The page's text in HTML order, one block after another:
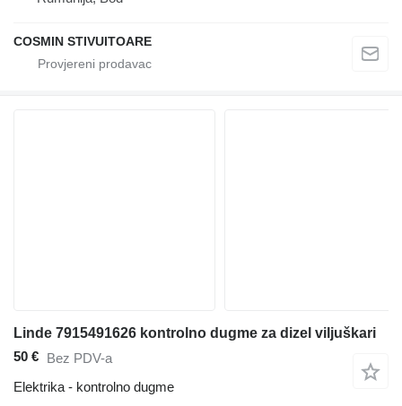
COSMIN STIVUITOARE
Linde 7915491626 kontrolno dugme za dizel viljuškari
50 € Bez PDV-a
Elektrika - kontrolno dugme